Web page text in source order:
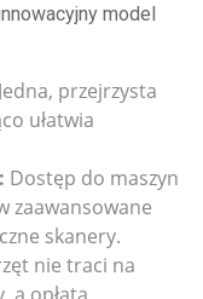
model
Jedna, przejrzysta
ułatwia
Dostęp do maszyn
zaawansowane
skanery.
nie traci na